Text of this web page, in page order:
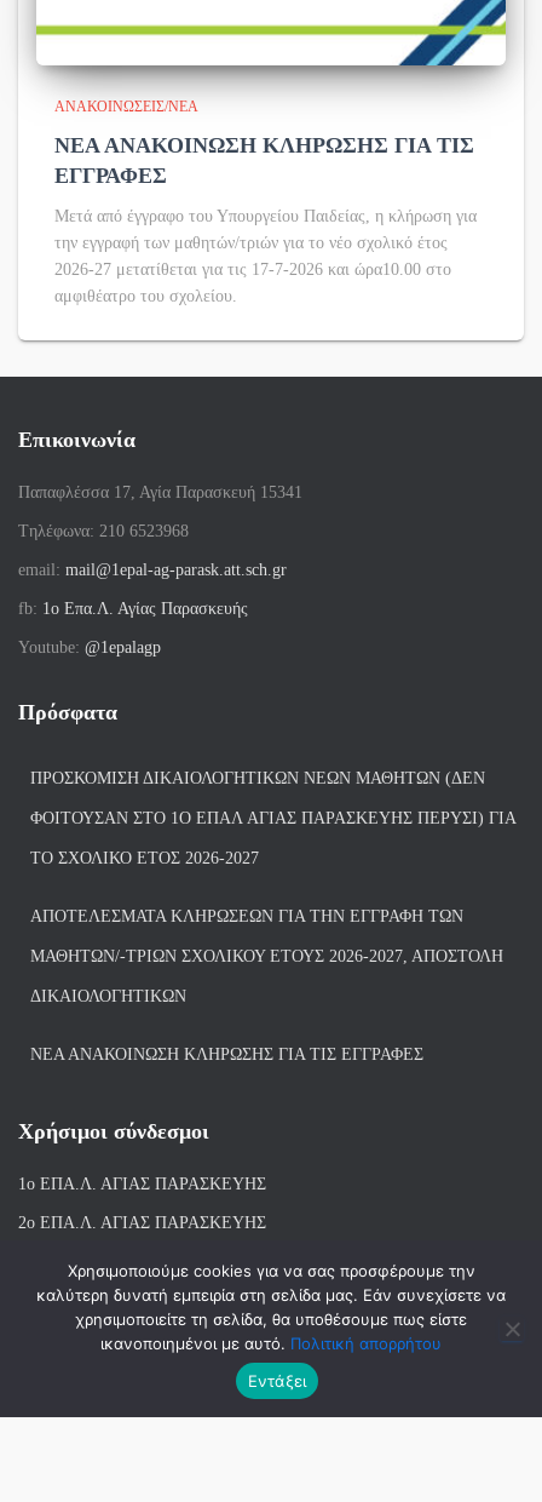
ΑΝΑΚΟΙΝΏΣΕΙΣ/ΝΈΑ
ΝΕΑ ΑΝΑΚΟΙΝΩΣΗ ΚΛΗΡΩΣΗΣ ΓΙΑ ΤΙΣ
ΕΓΓΡΑΦΕΣ
Μετά από έγγραφο του Υπουργείου Παιδείας, η κλήρωση για
την εγγραφή των μαθητών/τριών για το νέο σχολικό έτος
2026-27 μετατίθεται για τις 17-7-2026 και ώρα10.00 στο
αμφιθέατρο του σχολείου.
Επικοινωνία
Παπαφλέσσα 17, Αγία Παρασκευή 15341
Tηλέφωνα: 210 6523968
email: mail@1epal-ag-parask.att.sch.gr
fb: 1ο Επα.Λ. Αγίας Παρασκευής
Youtube: @1epalagp
Πρόσφατα
ΠΡΟΣΚΌΜΙΣΗ ΔΙΚΑΙΟΛΟΓΗΤΙΚΏΝ ΝΈΩΝ ΜΑΘΗΤΏΝ (ΔΕΝ
ΦΟΙΤΟΎΣΑΝ ΣΤΟ 1Ο ΕΠΑΛ ΑΓΙΑΣ ΠΑΡΑΣΚΕΥΗΣ ΠΈΡΥΣΙ) ΓΙΑ
ΤΟ ΣΧΟΛΙΚΌ ΈΤΟΣ 2026-2027
ΑΠΟΤΕΛΈΣΜΑΤΑ ΚΛΗΡΏΣΕΩΝ ΓΙΑ ΤΗΝ ΕΓΓΡΑΦΉ ΤΩΝ
ΜΑΘΗΤΏΝ/-ΤΡΙΏΝ ΣΧΟΛΙΚΟΎ ΈΤΟΥΣ 2026-2027, ΑΠΟΣΤΟΛΉ
ΔΙΚΑΙΟΛΟΓΗΤΙΚΏΝ
ΝΕΑ ΑΝΑΚΟΙΝΩΣΗ ΚΛΗΡΩΣΗΣ ΓΙΑ ΤΙΣ ΕΓΓΡΑΦΕΣ
Χρήσιμοι σύνδεσμοι
1ο ΕΠΑ.Λ. ΑΓΙΑΣ ΠΑΡΑΣΚΕΥΗΣ
2ο ΕΠΑ.Λ. ΑΓΙΑΣ ΠΑΡΑΣΚΕΥΗΣ
1ο Ε.Κ. ΑΓΙΑΣ ΠΑΡΑΣΚΕΥΗΣ
ΒΙΒΛΙΟΘΗΚΗ 1ου & 2ου ΕΠΑΛ ΑΓΙΑΣ ΠΑΡΑΣΚΕΥΗΣ
Hestia | Αναπτύχθηκε απόThemeIsle
Χρησιμοποιούμε cookies για να σας προσφέρουμε την
καλύτερη δυνατή εμπειρία στη σελίδα μας. Εάν συνεχίσετε να
χρησιμοποιείτε τη σελίδα, θα υποθέσουμε πως είστε
ικανοποιημένοι με αυτό. Πολιτική απορρήτου
Εντάξει